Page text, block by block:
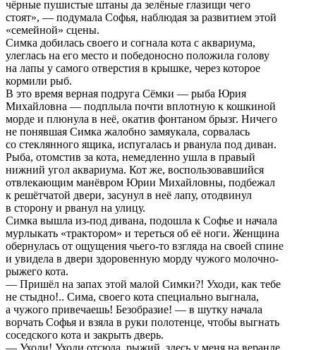
чёрные пушистые штаны да зелёные глазищи чего
стоят», — подумала Софья, наблюдая за развитием этой
«семейной» сцены.
Симка добилась своего и согнала кота с аквариума,
улеглась на его место и победоносно положила голову
на лапы у самого отверстия в крышке, через которое
кормили рыб.
В это время верная подруга Сёмки — рыба Юрия
Михайловна — подплыла почти вплотную к кошкиной
морде и плюнула в неё, окатив фонтаном брызг. Ничего
не понявшая Симка жалобно замяукала, сорвалась
со стеклянного ящика, испугалась и рванула под диван.
Рыба, отомстив за кота, немедленно ушла в правый
нижний угол аквариума. Кот же, воспользовавшийся
отвлекающим манёвром Юрии Михайловны, подбежал
к решётчатой двери, засунул в неё лапу, отодвинул
в сторону и рванул на улицу.
Симка вышла из-под дивана, подошла к Софье и начала
мурлыкать «трактором» и тереться об её ноги. Женщина
обернулась от ощущения чьего-то взгляда на своей спине
и увидела в двери здоровенную морду чужого молочно-
рыжего кота.
— Пришёл на запах этой малой Симки?! Уходи, как тебе
не стыдно!.. Сима, своего кота специально выгнала,
а чужого привечаешь! Безобразие! — в шутку начала
ворчать Софья и взяла в руки полотенце, чтобы выгнать
соседского кота и закрыть дверь.
— Уходи! Уходи отсюда, рыжий, здесь у меня на веранде